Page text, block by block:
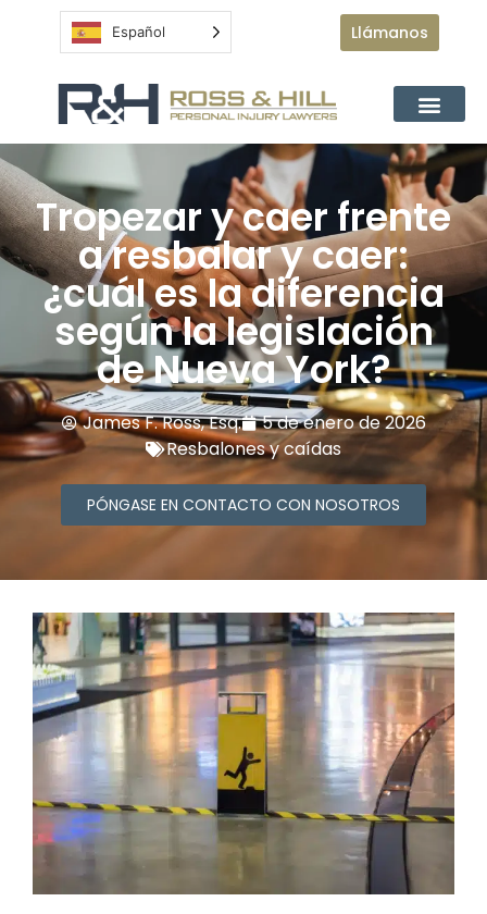
Español Llámanos
Tropezar y caer frente
a resbalar y caer:
¿cuál es la diferencia
según la legislación
de Nueva York?
James F. Ross, Esq.
5 de enero de 2026
Resbalones y caídas
PÓNGASE EN CONTACTO CON NOSOTROS